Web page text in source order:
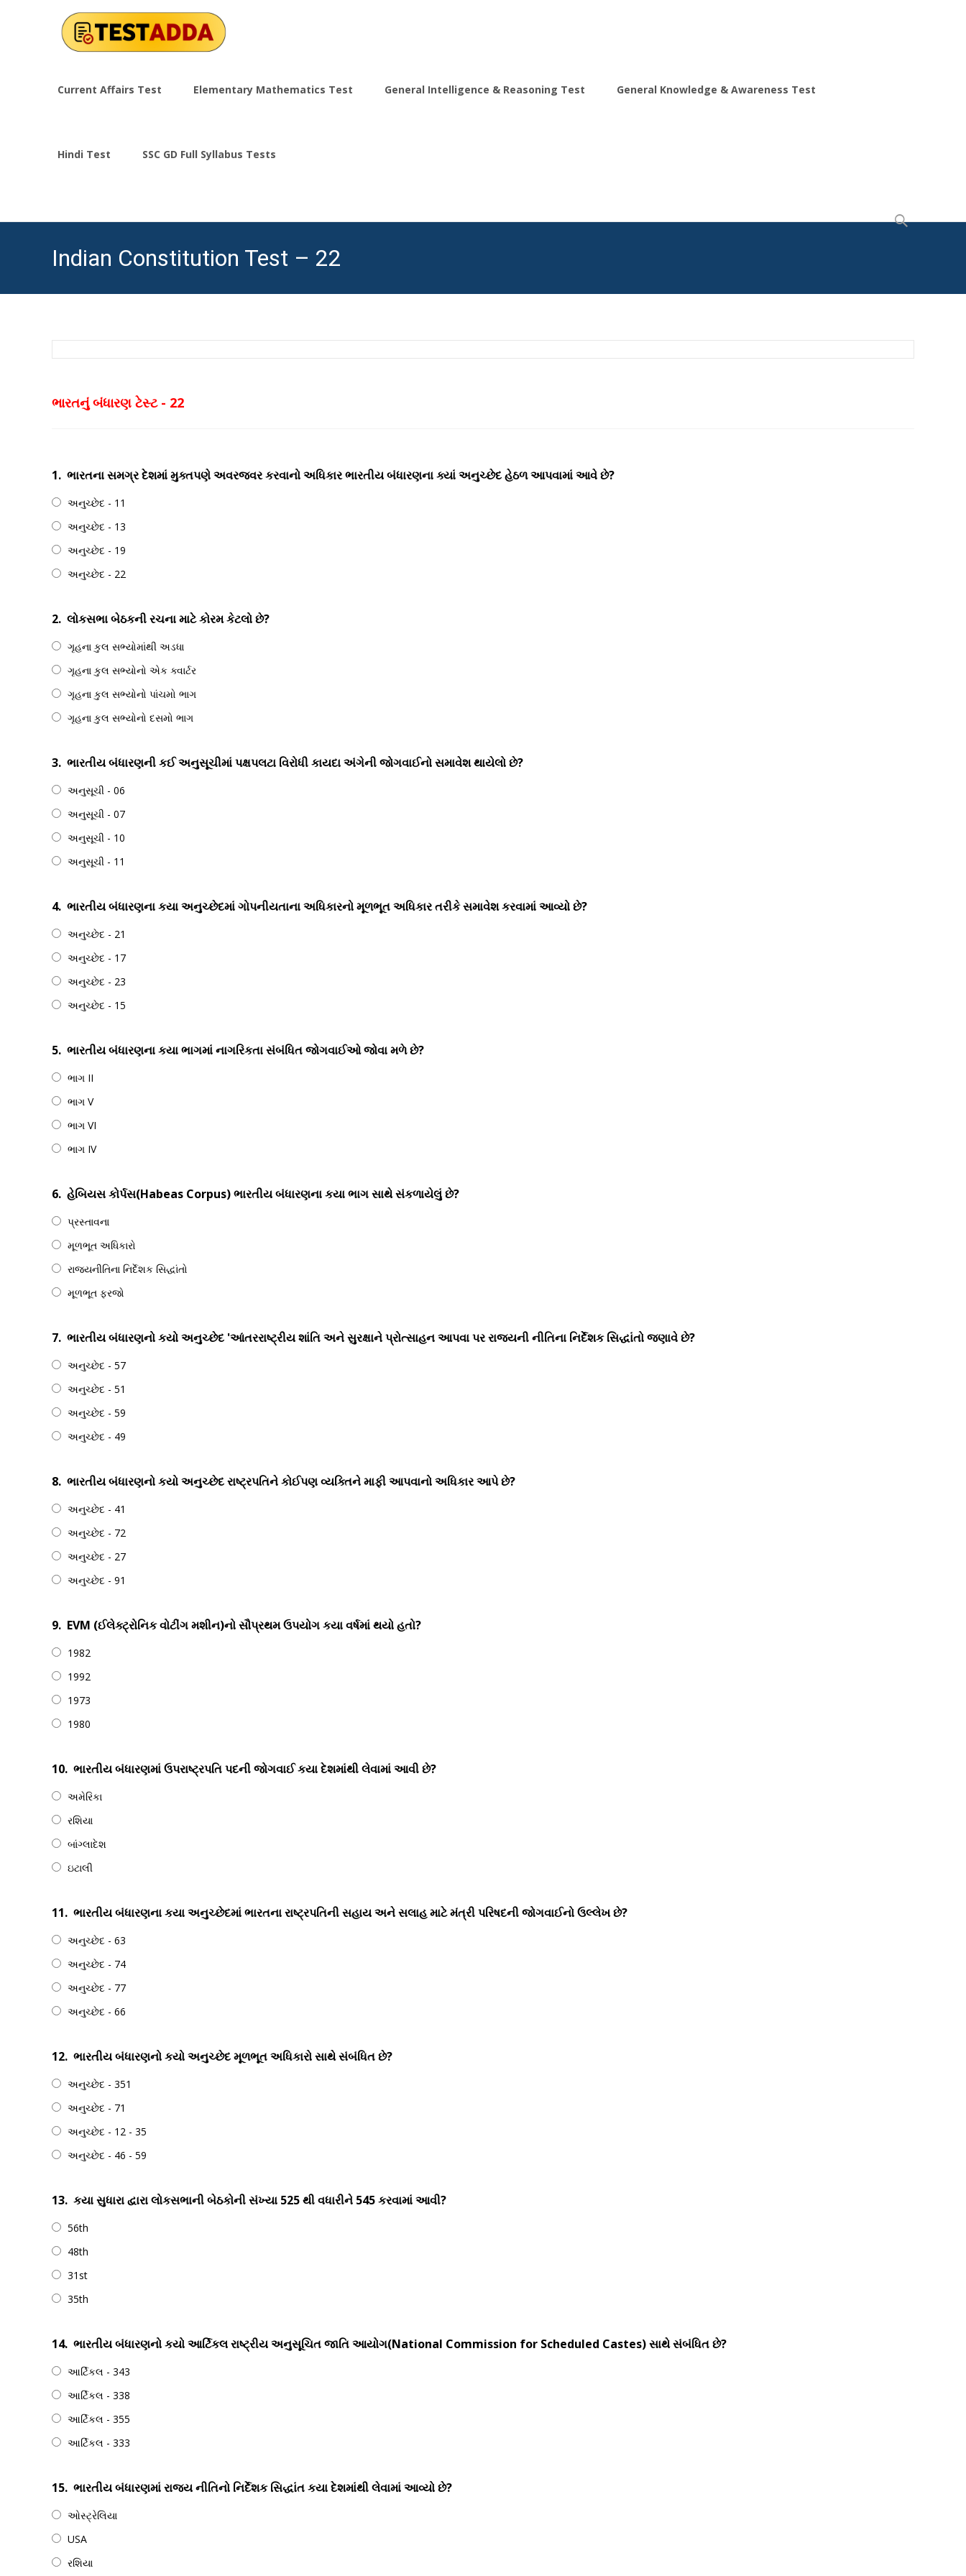
Current Affairs Test Elementary Mathematics Test General Intelligence & Reasoning Test General Knowledge & Awareness Test
Hindi Test SSC GD Full Syllabus Tests
Search
Indian Constitution Test – 22
ભારતનું બંધારણ ટેસ્ટ - 22
1. ભારતના સમગ્ર દેશમાં મુક્તપણે અવરજવર કરવાનો અધિકાર ભારતીય બંધારણના ક્યાં અનુચ્છેદ હેઠળ આપવામાં આવે છે?
અનુચ્છેદ - 11
અનુચ્છેદ - 13
અનુચ્છેદ - 19
અનુચ્છેદ - 22
2. લોકસભા બેઠકની રચના માટે કોરમ કેટલો છે?
ગૃહના કુલ સભ્યોમાંથી અડધા
ગૃહના કુલ સભ્યોનો એક ક્વાર્ટર
ગૃહના કુલ સભ્યોનો પાંચમો ભાગ
ગૃહના કુલ સભ્યોનો દસમો ભાગ
3. ભારતીય બંધારણની કઈ અનુસૂચીમાં પક્ષપલટા વિરોધી કાયદા અંગેની જોગવાઈનો સમાવેશ થાયેલો છે?
અનુસૂચી - 06
અનુસૂચી - 07
અનુસૂચી - 10
અનુસૂચી - 11
4. ભારતીય બંધારણના કયા અનુચ્છેદમાં ગોપનીયતાના અધિકારનો મૂળભૂત અધિકાર તરીકે સમાવેશ કરવામાં આવ્યો છે?
અનુચ્છેદ - 21
અનુચ્છેદ - 17
અનુચ્છેદ - 23
અનુચ્છેદ - 15
5. ભારતીય બંધારણના કયા ભાગમાં નાગરિકતા સંબંધિત જોગવાઈઓ જોવા મળે છે?
ભાગ II
ભાગ V
ભાગ VI
ભાગ IV
6. હેબિયસ કોર્પસ(Habeas Corpus) ભારતીય બંધારણના કયા ભાગ સાથે સંકળાયેલું છે?
પ્રસ્તાવના
મૂળભૂત અધિકારો
રાજ્યનીતિના નિર્દેશક સિદ્ધાંતો
મૂળભૂત ફરજો
7. ભારતીય બંધારણનો કયો અનુચ્છેદ 'આંતરરાષ્ટ્રીય શાંતિ અને સુરક્ષાને પ્રોત્સાહન આપવા પર રાજ્યની નીતિના નિર્દેશક સિદ્ધાંતો જણાવે છે?
અનુચ્છેદ - 57
અનુચ્છેદ - 51
અનુચ્છેદ - 59
અનુચ્છેદ - 49
8. ભારતીય બંધારણનો કયો અનુચ્છેદ રાષ્ટ્રપતિને કોઈપણ વ્યક્તિને માફી આપવાનો અધિકાર આપે છે?
અનુચ્છેદ - 41
અનુચ્છેદ - 72
અનુચ્છેદ - 27
અનુચ્છેદ - 91
9. EVM (ઈલેક્ટ્રોનિક વોટીંગ મશીન)નો સૌપ્રથમ ઉપયોગ કયા વર્ષમાં થયો હતો?
1982
1992
1973
1980
10. ભારતીય બંધારણમાં ઉપરાષ્ટ્રપતિ પદની જોગવાઈ કયા દેશમાંથી લેવામાં આવી છે?
અમેરિકા
રશિયા
બાંગ્લાદેશ
ઇટાલી
11. ભારતીય બંધારણના કયા અનુચ્છેદમાં ભારતના રાષ્ટ્રપતિની સહાય અને સલાહ માટે મંત્રી પરિષદની જોગવાઈનો ઉલ્લેખ છે?
અનુચ્છેદ - 63
અનુચ્છેદ - 74
અનુચ્છેદ - 77
અનુચ્છેદ - 66
12. ભારતીય બંધારણનો કયો અનુચ્છેદ મૂળભૂત અધિકારો સાથે સંબંધિત છે?
અનુચ્છેદ - 351
અનુચ્છેદ - 71
અનુચ્છેદ - 12 - 35
અનુચ્છેદ - 46 - 59
13. કયા સુધારા દ્વારા લોકસભાની બેઠકોની સંખ્યા 525 થી વધારીને 545 કરવામાં આવી?
56th
48th
31st
35th
14. ભારતીય બંધારણનો કયો આર્ટિકલ રાષ્ટ્રીય અનુસૂચિત જાતિ આયોગ(National Commission for Scheduled Castes) સાથે સંબંધિત છે?
આર્ટિકલ - 343
આર્ટિકલ - 338
આર્ટિકલ - 355
આર્ટિકલ - 333
15. ભારતીય બંધારણમાં રાજ્ય નીતિનો નિર્દેશક સિદ્ધાંત કયા દેશમાંથી લેવામાં આવ્યો છે?
ઓસ્ટ્રેલિયા
USA
રશિયા